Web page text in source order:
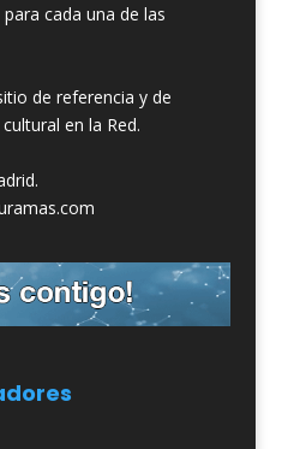
cada una de las
de referencia y de
en la Red.